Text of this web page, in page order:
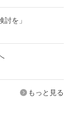
を」
もっと見る